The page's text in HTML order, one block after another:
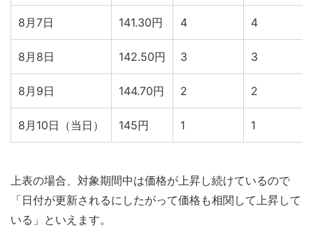
8月7日 141.30円 4 4
8月8日 142.50円 3 3
8月9日 144.70円 2 2
8月10日（当日） 145円 1 1
上表の場合、対象期間中は価格が上昇し続けているので
「日付が更新されるにしたがって価格も相関して上昇して
いる」といえます。